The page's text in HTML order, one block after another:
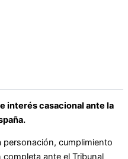
interés casacional ante la
personación, cumplimiento
ante el Tribunal